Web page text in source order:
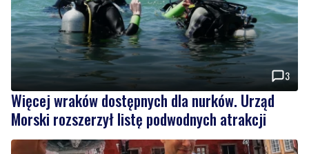
3
Więcej wraków dostępnych dla nurków. Urząd
Morski rozszerzył listę podwodnych atrakcji